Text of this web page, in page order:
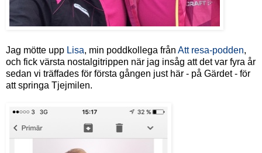
Jag mötte upp Lisa, min poddkollega från Att resa-podden,
och fick värsta nostalgitrippen när jag insåg att det var fyra år
sedan vi träffades för första gången just här - på Gärdet - för
att springa Tjejmilen.